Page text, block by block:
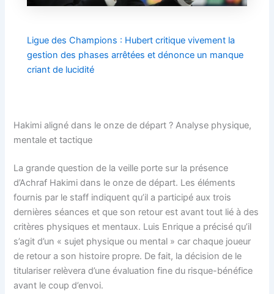
Ligue des Champions : Hubert critique vivement la
gestion des phases arrêtées et dénonce un manque
criant de lucidité
Hakimi aligné dans le onze de départ ? Analyse physique,
mentale et tactique
La grande question de la veille porte sur la présence
d’Achraf Hakimi dans le onze de départ. Les éléments
fournis par le staff indiquent qu’il a participé aux trois
dernières séances et que son retour est avant tout lié à des
critères physiques et mentaux. Luis Enrique a précisé qu’il
s’agit d’un « sujet physique ou mental » car chaque joueur
de retour a son histoire propre. De fait, la décision de le
titulariser relèvera d’une évaluation fine du risque-bénéfice
avant le coup d’envoi.